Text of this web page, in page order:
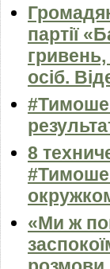
партії
осіб.
8
«Ми ж